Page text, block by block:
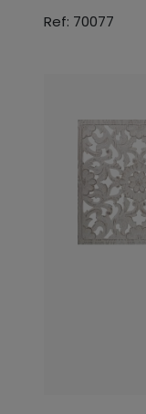
Ref: 70077